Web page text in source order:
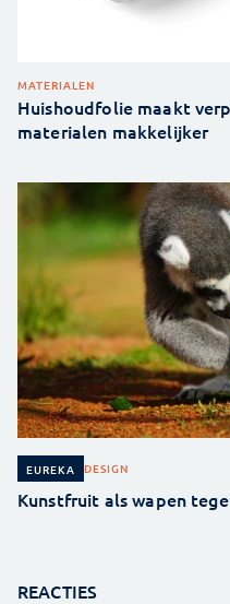
MATERIALEN
Huishoudfolie maakt
materialen makkelijker
EUREKA DESIGN
Kunstfruit als wapen
REACTIES